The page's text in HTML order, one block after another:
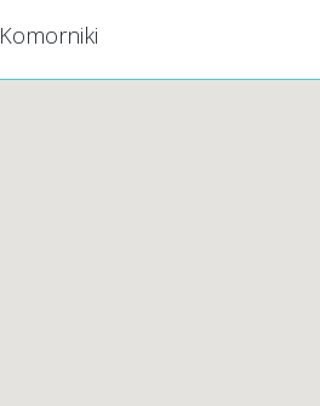
Komorniki